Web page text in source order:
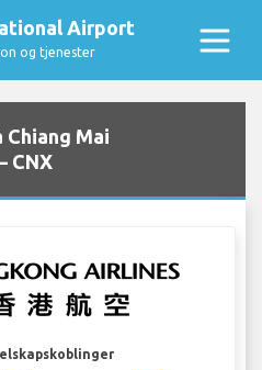
Airport
og tjenester
Chiang Mai
CNX